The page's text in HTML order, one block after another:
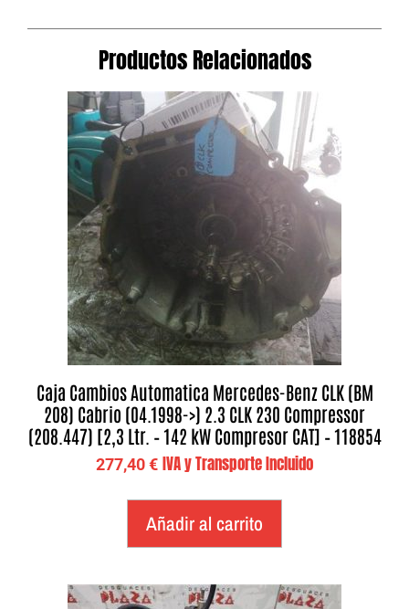
Productos Relacionados
Caja Cambios Automatica Mercedes-Benz CLK (BM
208) Cabrio (04.1998->) 2.3 CLK 230 Compressor
(208.447) [2,3 Ltr. – 142 kW Compresor CAT] – 118854
277,40€ IVA y Transporte Incluido
Añadir al carrito